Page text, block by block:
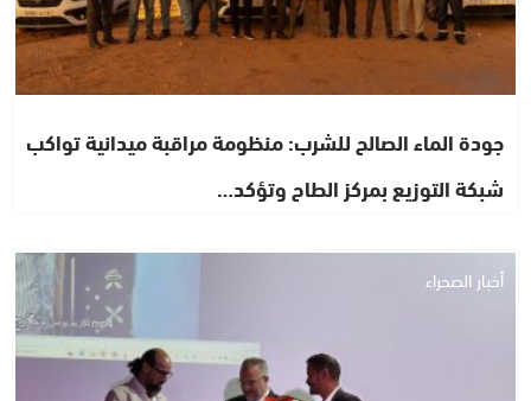
جودة الماء الصالح للشرب: منظومة مراقبة ميدانية تواكب
شبكة التوزيع بمركز الطاح وتؤكد…
أخبار الصحراء